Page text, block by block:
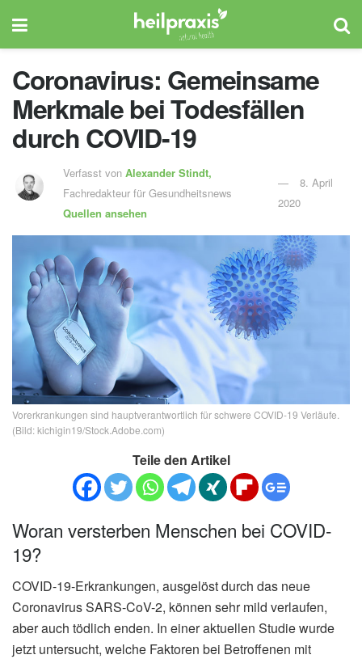
Coronavirus: Gemeinsame
Merkmale bei Todesfällen
durch COVID-19
Verfasst vonAlexander Stindt,
Fachredakteur für Gesundheitsnews
Quellen ansehen
8. April
2020
Vorerkrankungen sind hauptverantwortlich für schwere COVID-19 Verläufe.
(Bild: kichigin19/Stock.Adobe.com)
Teile den Artikel
Woran versterben Menschen bei COVID-
19?
COVID-19-Erkrankungen, ausgelöst durch das neue
Coronavirus SARS-CoV-2, können sehr mild verlaufen,
aber auch tödlich enden. In einer aktuellen Studie wurde
jetzt untersucht, welche Faktoren bei Betroffenen mit